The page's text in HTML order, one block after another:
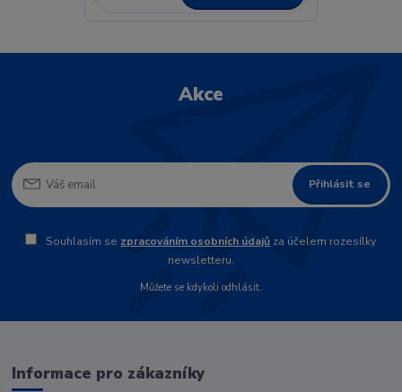
Akce
Přihlásit se
Souhlasím se zpracováním osobních údajů za účelem rozesílky
newsletteru.
Můžete se kdykoli odhlásit.
Informace pro zákazníky